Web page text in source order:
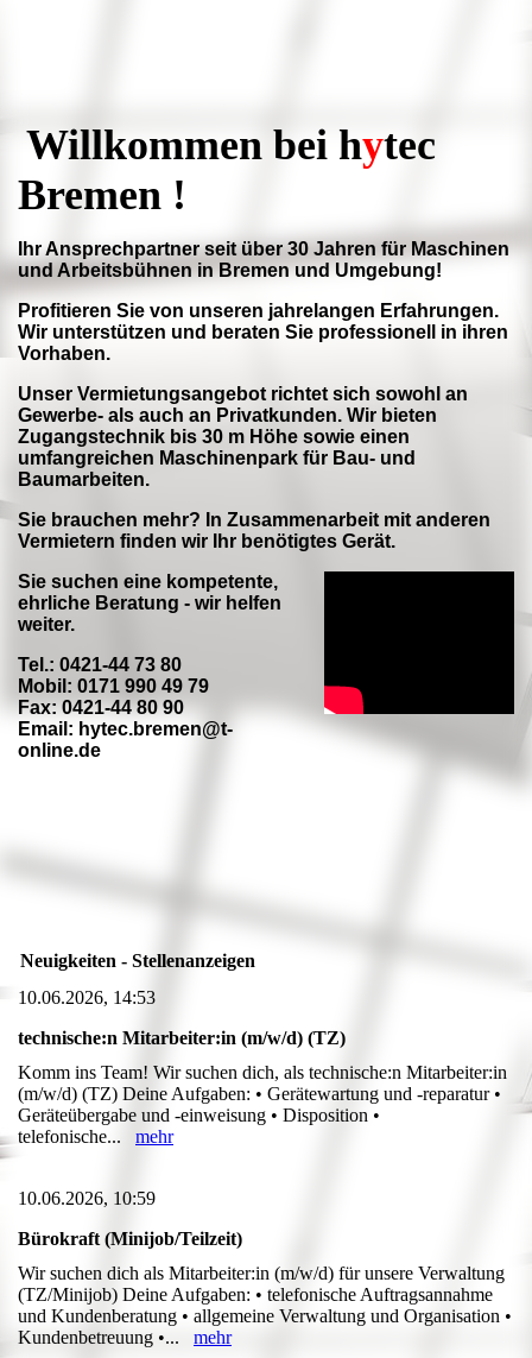
Willkommen bei hytec
Bremen !
Ihr Ansprechpartner seit über 30 Jahren für Maschinen
und Arbeitsbühnen in Bremen und Umgebung!
Profitieren Sie von unseren jahrelangen Erfahrungen.
Wir unterstützen und beraten Sie professionell in ihren
Vorhaben.
Unser Vermietungsangebot richtet sich sowohl an
Gewerbe- als auch an Privatkunden. Wir bieten
Zugangstechnik bis 30 m Höhe sowie einen
umfangreichen Maschinenpark für Bau- und
Baumarbeiten.
Sie brauchen mehr? In Zusammenarbeit mit anderen
Vermietern finden wir Ihr benötigtes Gerät.
Sie suchen eine kompetente,
ehrliche Beratung - wir helfen
weiter.
Tel.: 0421-44 73 80
Mobil: 0171 990 49 79
Fax: 0421-44 80 90
Email: hytec.bremen@t-
online.de
Neuigkeiten - Stellenanzeigen
10.06.2026, 14:53
technische:n Mitarbeiter:in (m/w/d) (TZ)
Komm ins Team! Wir suchen dich, als technische:n Mitarbeiter:in
(m/w/d) (TZ) Deine Aufgaben: • Gerätewartung und -reparatur •
Geräteübergabe und -einweisung • Disposition •
telefonische... mehr
10.06.2026, 10:59
Bürokraft (Minijob/Teilzeit)
Wir suchen dich als Mitarbeiter:in (m/w/d) für unsere Verwaltung
(TZ/Minijob) Deine Aufgaben: • telefonische Auftragsannahme
und Kundenberatung • allgemeine Verwaltung und Organisation •
Kundenbetreuung •... mehr